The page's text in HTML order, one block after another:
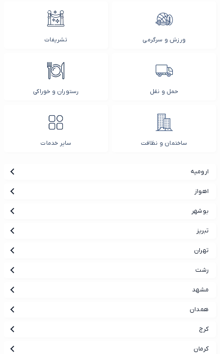
ورزش و سرگرمی تشریفات
حمل و نقل رستوران و خوراکی
ساختمان و نظافت سایر خدمات
ارومیه
اهواز
بوشهر
تبریز
تهران
رشت
مشهد
همدان
کرج
کرمان